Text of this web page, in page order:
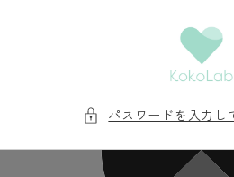
パスワードを入力し